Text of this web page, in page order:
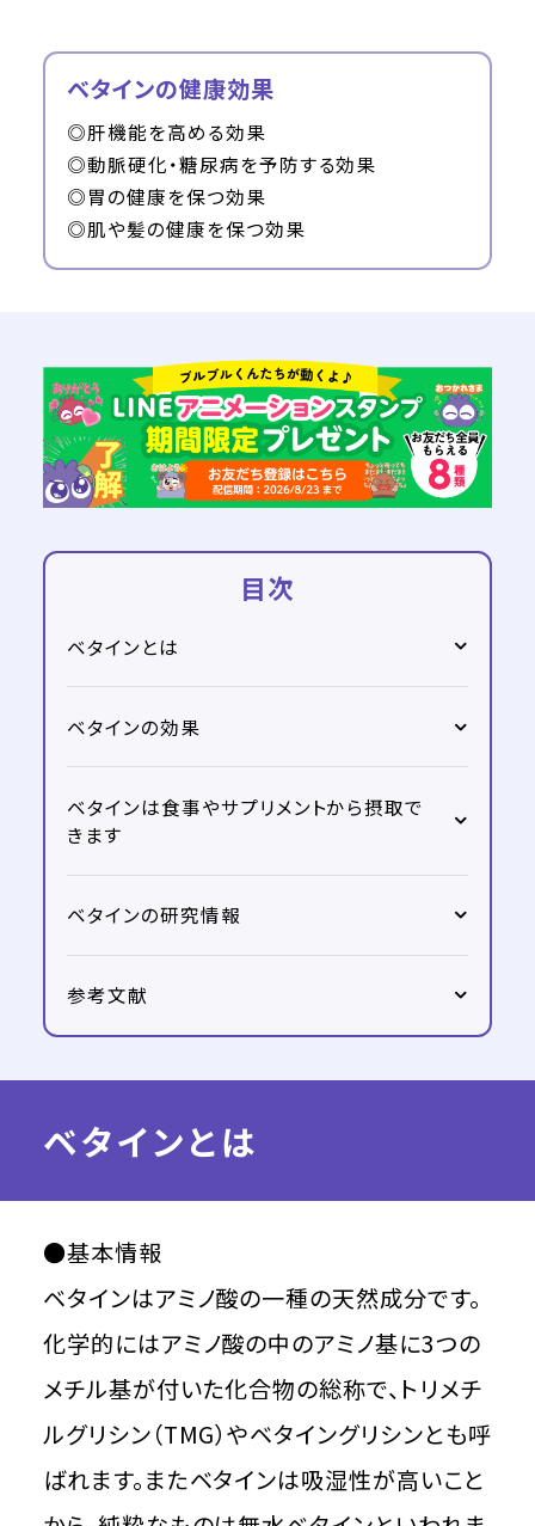
ベタインの健康効果
◎肝機能を高める効果
◎動脈硬化・糖尿病を予防する効果
◎胃の健康を保つ効果
◎肌や髪の健康を保つ効果
目次
ベタインとは
ベタインの効果
ベタインは食事やサプリメントから摂取で
きます
ベタインの研究情報
参考文献
ベタインとは
●基本情報
ベタインはアミノ酸の一種の天然成分です。
化学的にはアミノ酸の中のアミノ基に3つの
メチル基が付いた化合物の総称で、トリメチ
ルグリシン（TMG）やベタイングリシンとも呼
ばれます。またベタインは吸湿性が高いこと